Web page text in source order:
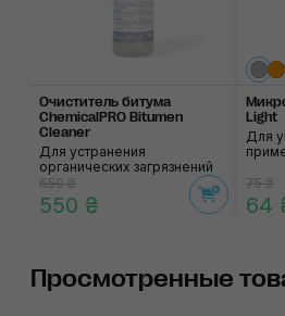
Очиститель битума
ChemicalPRO Bitumen
Cleaner
Для устранения
органических загрязнений
650 ₴
550 ₴
Light
Для
75 ₴
64
Просмотренные